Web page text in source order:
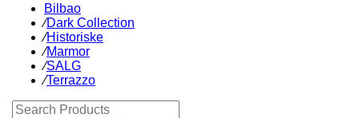
Bilbao
⁄Dark Collection
⁄Historiske
⁄Marmor
⁄SALG
⁄Terrazzo